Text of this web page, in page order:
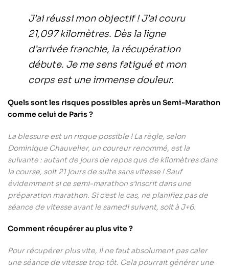
J’ai réussi mon objectif ! J’ai couru
21,097 kilomètres. Dès la ligne
d’arrivée franchie, la récupération
débute. Je me sens fatigué et mon
corps est une immense douleur.
Quels sont les risques possibles après un Semi-Marathon
comme celui de Paris ?
La blessure est un risque possible ! La règle, selon
Dominique Chauvelier, un coureur renommé, est la
suivante : autant de jours de repos que de kilomètres dans
la course, soit 21 jours de suite sans vitesse ! Sauf
évidemment si ce semi-marathon s’inscrit dans une
préparation marathon. Si c’est le cas, ne planifiez pas de
séance de vitesse avant le samedi suivant, soit à J+6.
Comment récupérer au plus vite ?
Pour récupérer plus vite, il ne faut absolument pas caler
une séance de vitesse trop tôt. Cela pourrait générer une